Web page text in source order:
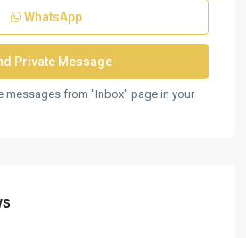
WhatsApp
messages from "Inbox" page in your